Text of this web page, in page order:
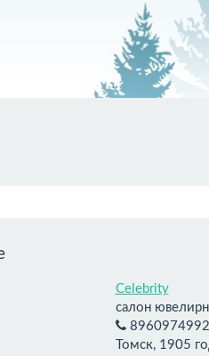
Celebrity
салон
Томск, 1905